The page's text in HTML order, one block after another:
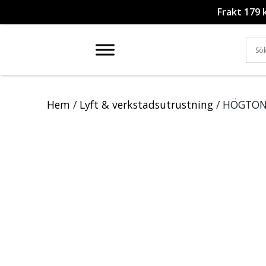
Frakt 179
Hem / Lyft & verkstadsutrustning /